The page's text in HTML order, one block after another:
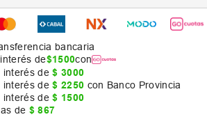
bancaria
de$1500con
interés de$ 3000
interés de$ 2250 con Banco Provincia
interés de$ 1500
de $ 867